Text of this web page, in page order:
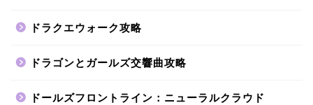
ドラクエウォーク攻略
ドラゴンとガールズ交響曲攻略
ドールズフロントライン：ニューラルクラウド